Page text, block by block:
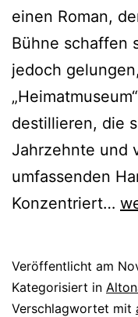
einen Roman,
Bühne schaffen
jedoch
destillieren, die
Jahrzehnte und
umfassenden
Konzentriert…
Veröffentlicht am
Kategorisiert in
Verschlagwortet mit